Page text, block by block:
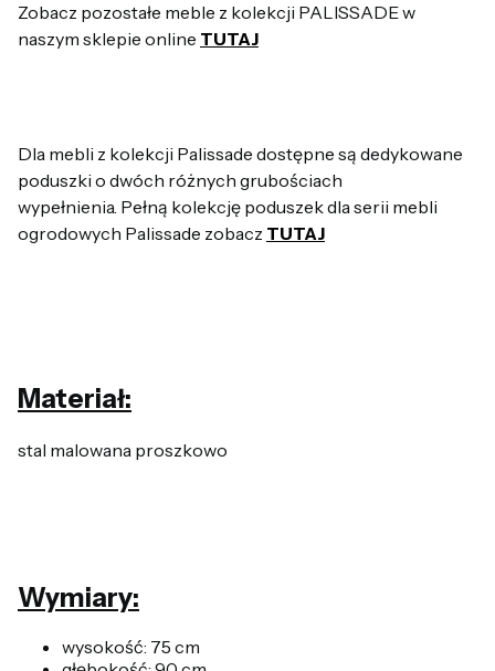
Zobacz pozostałe meble z kolekcji PALISSADE w
naszym sklepie online TUTAJ
Dla mebli z kolekcji Palissade dostępne są dedykowane
poduszki o dwóch różnych grubościach
wypełnienia. Pełną kolekcję poduszek dla serii mebli
ogrodowych Palissade zobacz TUTAJ
Materiał:
stal malowana proszkowo
Wymiary:
wysokość: 75 cm